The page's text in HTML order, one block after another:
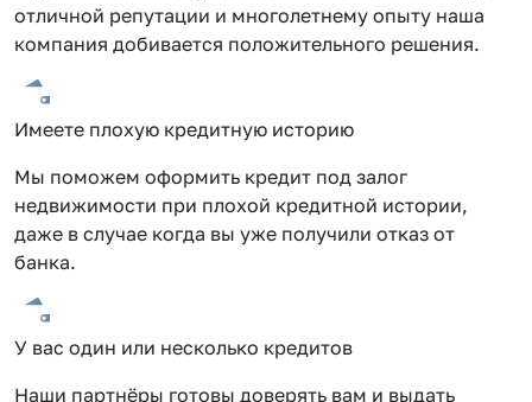
отличной репутации и многолетнему опыту наша
компания добивается положительного решения.
Имеете плохую кредитную историю
Мы поможем оформить кредит под залог
недвижимости при плохой кредитной истории,
даже в случае когда вы уже получили отказ от
банка.
У вас один или несколько кредитов
Наши партнёры готовы доверять вам и выдать